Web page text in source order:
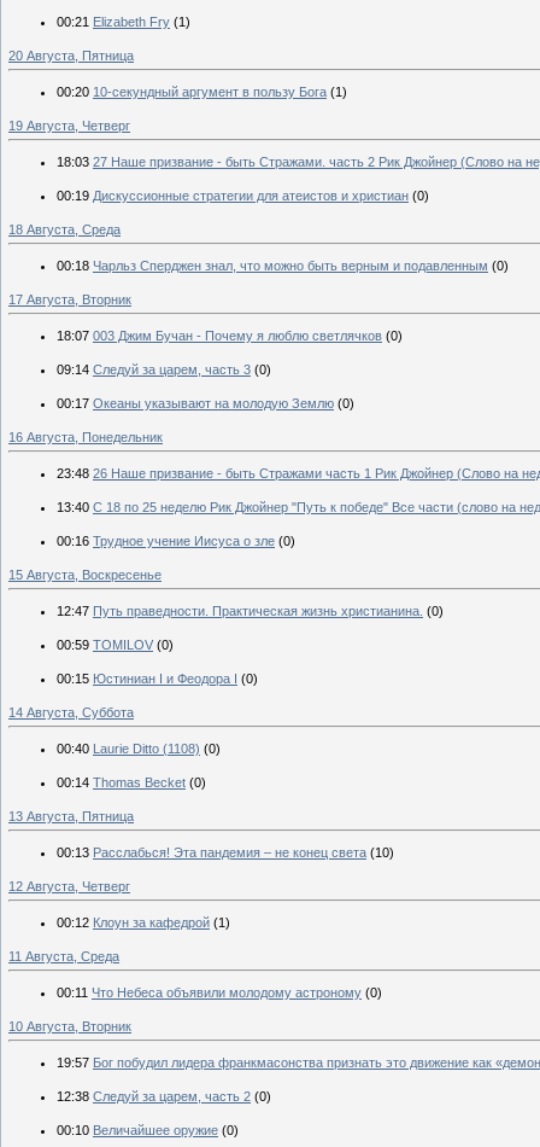
00:21 Elizabeth Fry (1)
20 Августа, Пятница
00:20 10-секундный аргумент в пользу Бога (1)
19 Августа, Четверг
18:03 27 Наше призвание - быть Стражами. часть 2 Рик Джойнер (Слово на
00:19 Дискуссионные стратегии для атеистов и христиан (0)
18 Августа, Среда
00:18 Чарльз Сперджен знал, что можно быть верным и подавленным (0)
17 Августа, Вторник
18:07 003 Джим Бучан - Почему я люблю светлячков (0)
09:14 Следуй за царем, часть 3 (0)
00:17 Океаны указывают на молодую Землю (0)
16 Августа, Понедельник
23:48 26 Наше призвание - быть Стражами часть 1 Рик Джойнер (Слово на
13:40 С 18 по 25 неделю Рик Джойнер "Путь к победе" Все части (слово на
00:16 Трудное учение Иисуса о зле (0)
15 Августа, Воскресенье
12:47 Путь праведности. Практическая жизнь христианина. (0)
00:59 TOMILOV (0)
00:15 Юстиниан I и Феодора I (0)
14 Августа, Суббота
00:40 Laurie Ditto (1108) (0)
00:14 Thomas Becket (0)
13 Августа, Пятница
00:13 Расслабься! Эта пандемия – не конец света (10)
12 Августа, Четверг
00:12 Клоун за кафедрой (1)
11 Августа, Среда
00:11 Что Небеса объявили молодому астроному (0)
10 Августа, Вторник
19:57 Бог побудил лидера франкмасонства признать это движение как
12:38 Следуй за царем, часть 2 (0)
00:10 Величайшее оружие (0)